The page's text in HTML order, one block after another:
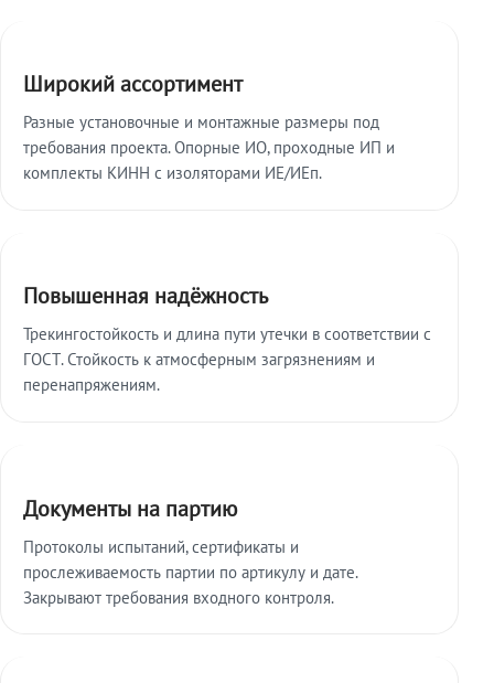
Широкий ассортимент
Разные установочные и монтажные размеры под
требования проекта. Опорные ИО, проходные ИП и
комплекты КИНН с изоляторами ИЕ/ИЕп.
Повышенная надёжность
Трекингостойкость и длина пути утечки в соответствии с
ГОСТ. Стойкость к атмосферным загрязнениям и
перенапряжениям.
Документы на партию
Протоколы испытаний, сертификаты и
прослеживаемость партии по артикулу и дате.
Закрывают требования входного контроля.